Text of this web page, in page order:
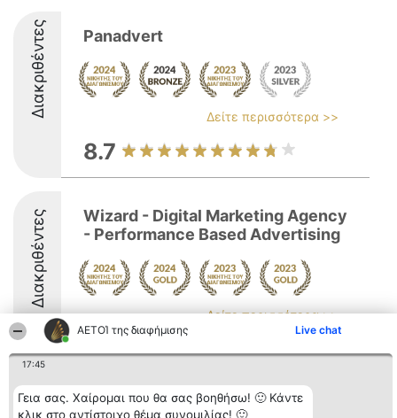
ΑΕΤΟΊ της διαφήμισης Live chat
17:45
Γεια σας. Χαίρομαι που θα σας βοηθήσω! 🙂 Κάντε
κλικ στο αντίστοιχο θέμα συνομιλίας! 🙂
Διακριθέντες Panadvert
Δείτε περισσότερα >>
8.7
Διακριθέντες
Wizard - Digital Marketing Agency
- Performance Based Advertising
Δείτε περισσότερα >>
9.3
Διοργανωτής της
Κατάταξη